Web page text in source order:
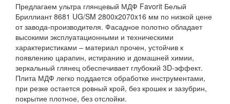
Предлагаем ультра глянцевый МДФ Favorit Белый
Бриллиант 8681 UG/SM 2800x2070x16 мм по низкой цене
от завода-производителя. Фасадное полотно обладает
высокими эксплуатационными и техническими
характеристиками – материал прочен, устойчив к
появлению царапин, истиранию и домашней химии,
зеркальный глянец обеспечивает глубокий 3D-эффект.
Плита МДФ легко поддается обработке инструментами,
при резке остается ровный крой, без крошек и зазубрин,
покрытие плотное, без отслойки.